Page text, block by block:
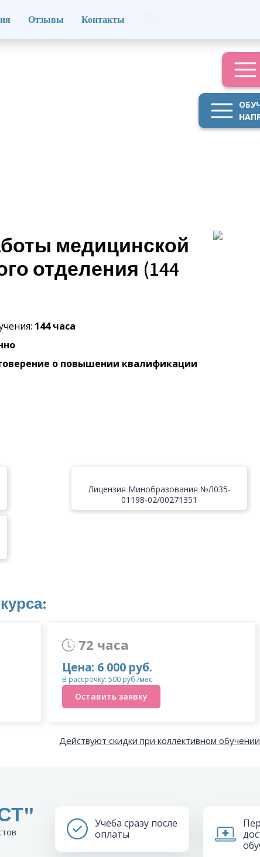
Отзывы Контакты
медицинской
отделения (144
144 часа
о повышении квалификации
Лицензия Минобразования №Л035-
01198-02/00271351
72 часа
Цена: 6 000 руб.
В рассрочку: 500 руб./мес
Оставить заявку
Действуют скидки при коллективном обучении
Учеба сразу после
оплаты